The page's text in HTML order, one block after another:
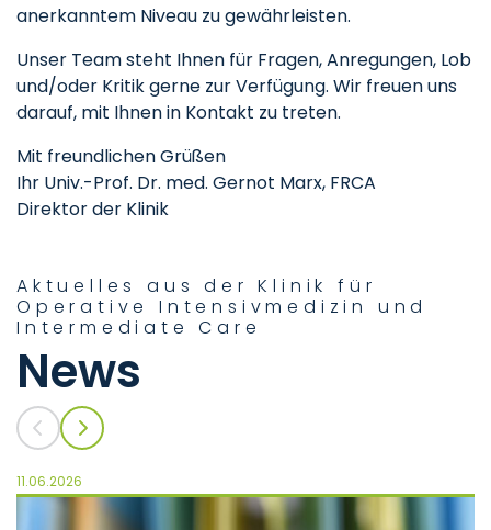
anerkanntem Niveau zu gewährleisten.
Unser Team steht Ihnen für Fragen, Anregungen, Lob
und/oder Kritik gerne zur Verfügung. Wir freuen uns
darauf, mit Ihnen in Kontakt zu treten.
Mit freundlichen Grüßen
Ihr Univ.-Prof. Dr. med. Gernot Marx, FRCA
Direktor der Klinik
Aktuelles aus der Klinik für
Operative Intensivmedizin und
Intermediate Care
News
11.06.2026